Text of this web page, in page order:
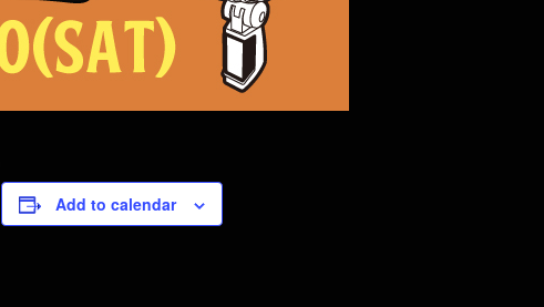
Add to calendar